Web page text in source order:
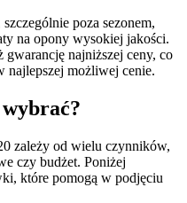
poza sezonem,
na opony wysokiej jakości.
najniższej ceny, co
najlepszej możliwej cenie.
zależy od wielu czynników,
czy budżet. Poniżej
które pomogą w podjęciu